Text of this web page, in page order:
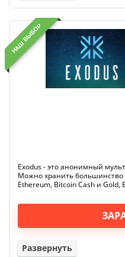
НАШ ВЫБОР
Exodus - это анонимный
Можно хранить большинство
Ethereum, Bitcoin Cash и Gold,
Развернуть